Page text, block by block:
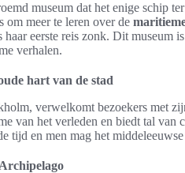
museum dat het enige schip
om meer te leren over de
eerste reis zonk. Dit museum
verhalen.
hart van de stad
verwelkomt bezoekers met
van het verleden en biedt tal van
tijd en men mag het